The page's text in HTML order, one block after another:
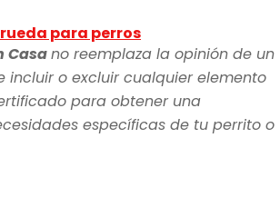
para perros
Casano reemplaza la opinión de un
incluir o excluir cualquier elemento
para obtener una
específicas de tu perrito o